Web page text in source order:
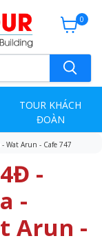
0
TOUR KHÁCH
ĐOÀN
Wat Arun - Cafe 747
-
-
Arun -